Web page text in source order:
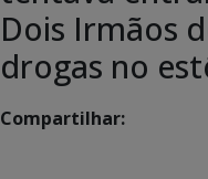
Dois Irmãos
drogas no
Compartilhar: